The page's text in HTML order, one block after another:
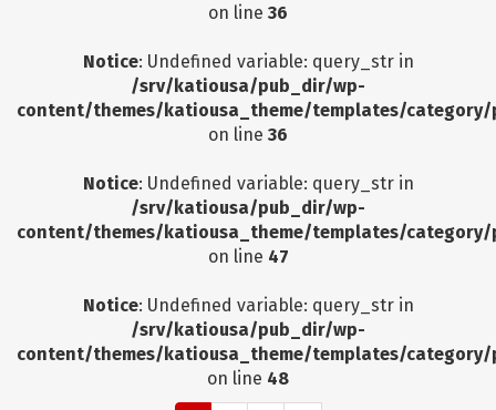
on line 36
Notice: Undefined variable: query_str in
/srv/katiousa/pub_dir/wp-
content/themes/katiousa_theme/templates/
on line 36
Notice: Undefined variable: query_str in
/srv/katiousa/pub_dir/wp-
content/themes/katiousa_theme/templates/
on line 47
Notice: Undefined variable: query_str in
/srv/katiousa/pub_dir/wp-
content/themes/katiousa_theme/templates/
on line 48